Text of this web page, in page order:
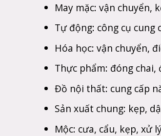
May mặc: vận chuyển,
Tự động: công cụ
Hóa học: vận chuyển,
Thực phẩm: đóng chai,
Đồ nội thất: cung cấp
Sản xuất chung: kẹp,
Mộc: cưa, cẩu, kẹp, xử